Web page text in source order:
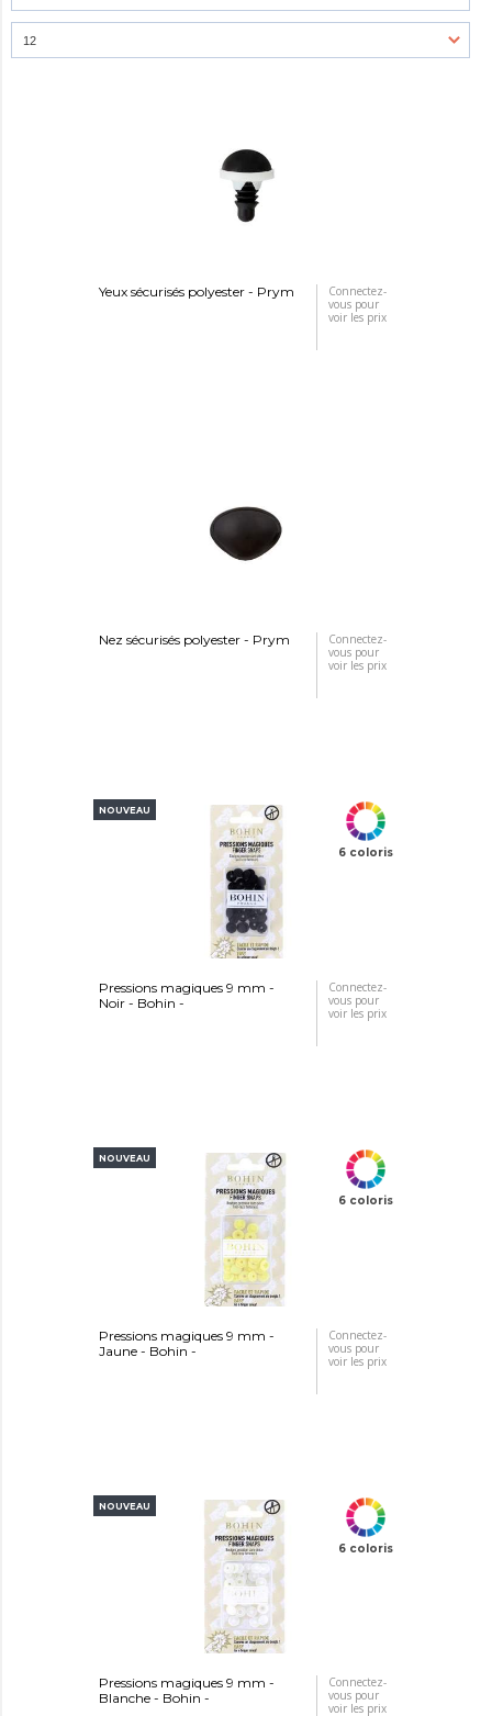
Yeux sécurisés polyester - Prym
Connectez-
vous pour
voir les prix
Nez sécurisés polyester - Prym
Connectez-
vous pour
voir les prix
NOUVEAU
6 coloris
Pressions magiques 9 mm -
Noir - Bohin -
Connectez-
vous pour
voir les prix
NOUVEAU
6 coloris
Pressions magiques 9 mm -
Jaune - Bohin -
Connectez-
vous pour
voir les prix
NOUVEAU
6 coloris
Pressions magiques 9 mm -
Blanche - Bohin -
Connectez-
vous pour
voir les prix